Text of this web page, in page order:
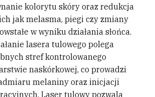
kolorytu skóry oraz redukcja
jak melasma, piegi czy zmiany
w wyniku działania słońca.
lasera tulowego polega
stref kontrolowanego
naskórkowej, co prowadzi
melaniny oraz inicjacji
Laser tulowy pozwala